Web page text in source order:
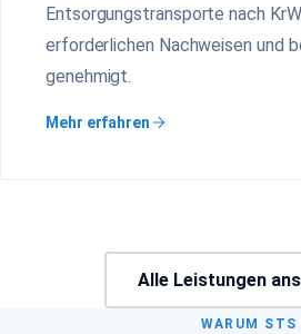
Entsorgungstransporte nach
erforderlichen Nachweisen und
genehmigt.
Mehr erfahren
Alle Leistungen
WARUM STS